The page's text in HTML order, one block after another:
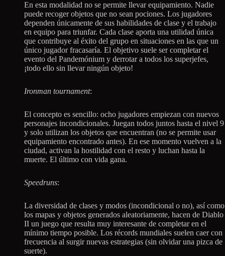
En esta modalidad no se permite llevar equipamiento. Nadie
puede recoger objetos que no sean pociones. Los jugadores
dependen únicamente de sus habilidades de clase y el trabajo
en equipo para triunfar. Cada clase aporta una utilidad única
que contribuye al éxito del grupo en situaciones en las que un
único jugador fracasaría. El objetivo suele ser completar el
evento del Pandemónium y derrotar a todos los superjefes,
¡todo ello sin llevar ningún objeto!
Ironman tournament:
El concepto es sencillo: ocho jugadores empiezan con nuevos
personajes incondicionales. Juegan todos juntos hasta el nivel 9
y solo utilizan los objetos que encuentran (no se permite usar
equipamiento encontrado antes). En ese momento vuelven a la
ciudad, activan la hostilidad con el resto y luchan hasta la
muerte. El último con vida gana.
Speedruns:
La diversidad de clases y modos (incondicional o no), así como
los mapas y objetos generados aleatoriamente, hacen de Diablo
II un juego que resulta muy interesante de completar en el
mínimo tiempo posible. Los récords mundiales suelen caer con
frecuencia al surgir nuevas estrategias (sin olvidar una pizca de
suerte).